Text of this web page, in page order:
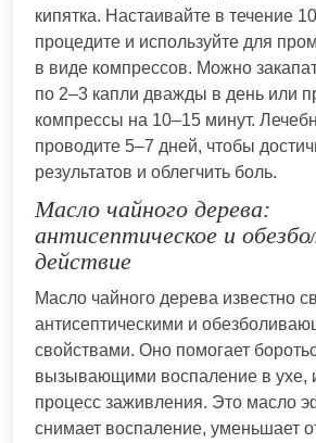
кипятка. Настаивайте в течение
процедите и используйте для
в виде компрессов. Можно
по 2–3 капли дважды в день или
компрессы на 10–15 минут.
проводите 5–7 дней, чтобы
результатов и облегчить боль.
Масло чайного дерева:
антисептическое и
действие
Масло чайного дерева известно
антисептическими и
свойствами. Оно помогает
вызывающими воспаление в ухе,
процесс заживления. Это масло
снимает воспаление, уменьшает